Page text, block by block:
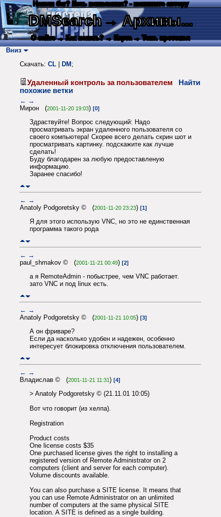
Нашли баг? Есть пожелания? - напишите автору
DMSearch→ Архивы...
О сайте → Как искать? → Карта → Текс. протокол
Вниз
Скачать: CL DM ;
Удаленный контроль за пользователем
Найти
похожие ветки
← →
Мирон (2001-11-20 19:03) [0]
Здраствуйте! Вопрос следующий: Надо
просматривать экран удаленного пользователя со
своего компьютера! Скорее всего делать скрин шот и
просматривать картинку. подскажите как лучше
сделать!
Буду благодарен за любую предоставленую
информацию.
Заранее спасибо!
← →
Anatoly Podgoretsky © (2001-11-20 23:23) [1]
Я для этого использую VNC, но это не единственная
программа такого рода
← →
paul_shmakov © (2001-11-21 00:49) [2]
а я RemoteAdmin - побыстрее, чем VNC работает.
зато VNC и под linux есть.
← →
Anatoly Podgoretsky © (2001-11-21 10:05) [3]
А он фриваре?
Если да насколько удобен и надежен, особенно
интересует блокировка отключения пользователем.
← →
Владислав © (2001-11-21 11:31) [4]
> Anatoly Podgoretsky © (21.11.01 10:05)
Вот что говорит (из хелпа).
Registration
Product costs
One license costs $35
One purchased license gives the right to installing a
registered version of Remote Administrator on 2
computers (client and server for each computer).
Volume discounts available.
You can also purchase a SITE license. It means that
you can use Remote Administrator on an unlimited
number of computers at the same physical SITE
location. A SITE is defined as a single building.